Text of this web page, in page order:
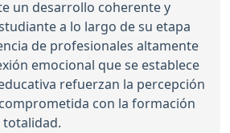
un desarrollo coherente y
a lo largo de su etapa
de profesionales altamente
emocional que se establece
refuerzan la percepción
con la formación
totalidad.